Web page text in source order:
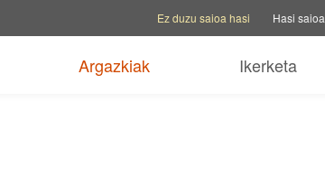
Ez duzu saioa hasi Hasi saioa
Argazkiak Ikerketa